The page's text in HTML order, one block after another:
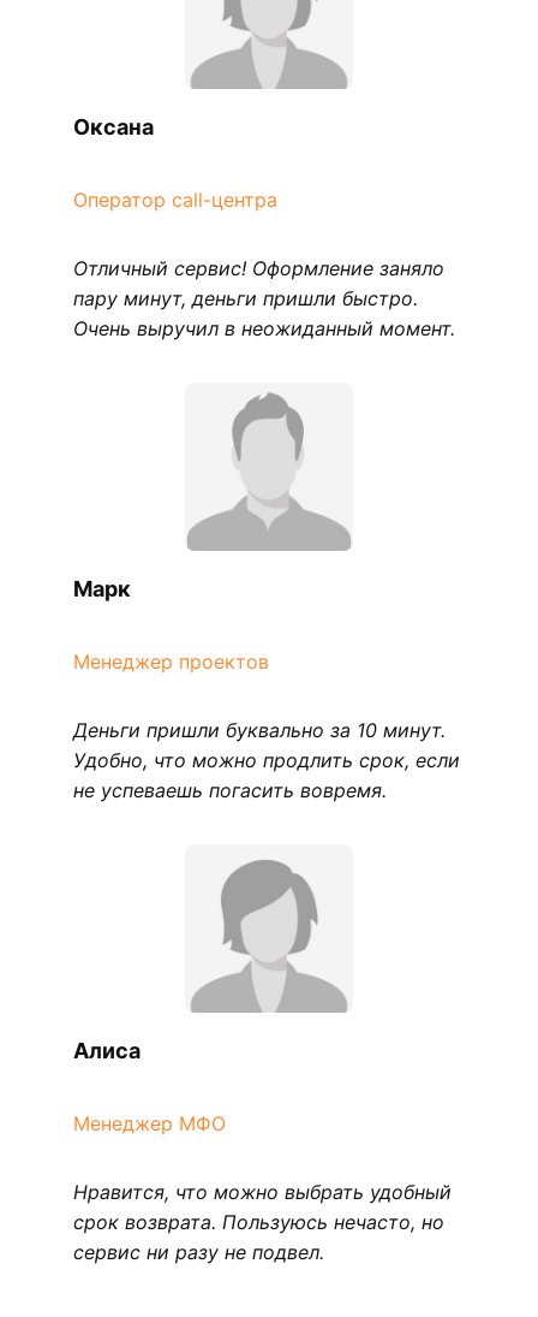
Оксана
Оператор call-центра
Отличный сервис! Оформление заняло
пару минут, деньги пришли быстро.
Очень выручил в неожиданный момент.
Марк
Менеджер проектов
Деньги пришли буквально за 10 минут.
Удобно, что можно продлить срок, если
не успеваешь погасить вовремя.
Алиса
Менеджер МФО
Нравится, что можно выбрать удобный
срок возврата. Пользуюсь нечасто, но
сервис ни разу не подвел.